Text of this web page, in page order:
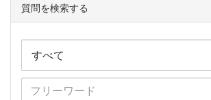
質問を検索する